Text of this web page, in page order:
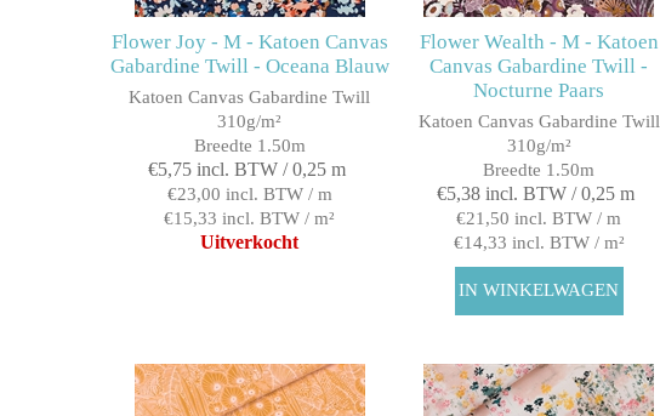
Flower Joy - M - Katoen Canvas
Gabardine Twill - Oceana Blauw
Katoen Canvas Gabardine Twill
310g/m²
Breedte 1.50m
€5,75 incl. BTW / 0,25 m
€23,00 incl. BTW / m
€15,33 incl. BTW / m²
Uitverkocht
Flower Wealth - M - Katoen
Canvas Gabardine Twill -
Nocturne Paars
Katoen Canvas Gabardine Twill
310g/m²
Breedte 1.50m
€5,38 incl. BTW / 0,25 m
€21,50 incl. BTW / m
€14,33 incl. BTW / m²